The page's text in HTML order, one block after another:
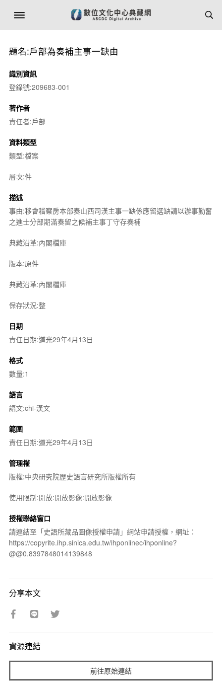
題名:戶部為奏補主事一缺由
識別資訊
登錄號:209683-001
著作者
責任者:戶部
資料類型
類型:檔案
層次:件
描述
事由:移會稽察房本部奏山西司漢主事一缺係應留選缺請以辦事勤奮
之進士分部期滿奏留之候補主事丁守存奏補
典藏沿革:內閣檔庫
版本:原件
典藏沿革:內閣檔庫
保存狀況:整
日期
責任日期:道光29年4月13日
格式
數量:1
語言
語文:chi-漢文
範圍
責任日期:道光29年4月13日
管理權
版權:中央研究院歷史語言研究所版權所有
使用限制:開放:開放影像:開放影像
授權聯絡窗口
請連結至「史語所藏品圖像授權申請」網站申請授權，網址：
https://copyrite.ihp.sinica.edu.tw/ihponlinec/ihponline?
@@0.8397848014139848
分享本文
資源連結
前往原始連結